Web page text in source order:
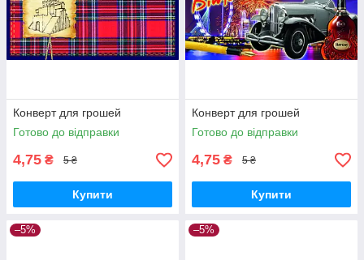
Конверт для грошей
Готово до відправки
4,75 ₴ 5 ₴
Купити
Конверт для грошей
Готово до відправки
4,75 ₴ 5 ₴
Купити
–5% –5%